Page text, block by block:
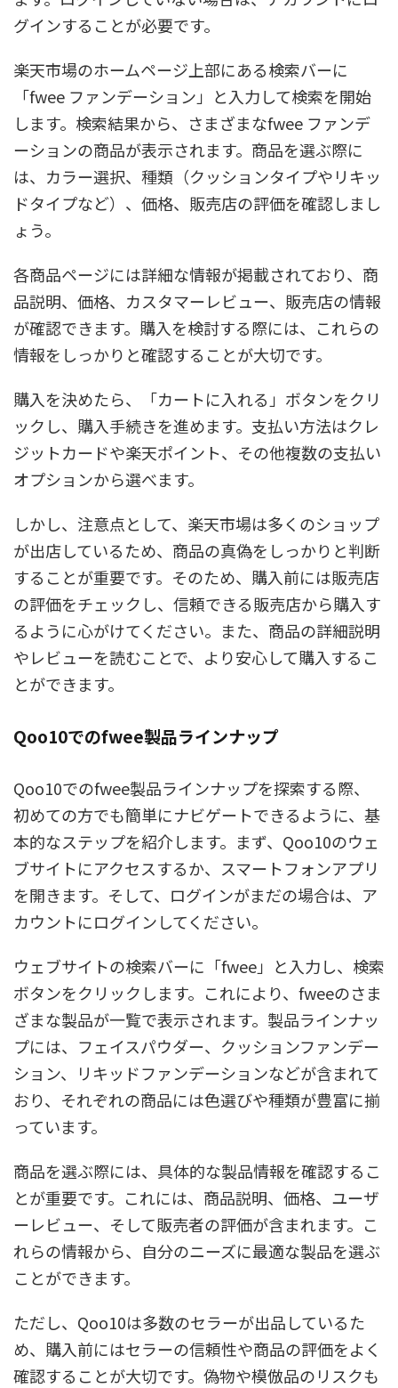
グインすることが必要です。
楽天市場のホームページ上部にある検索バーに
「fwee ファンデーション」と入力して検索を開始
します。検索結果から、さまざまなfwee ファンデ
ーションの商品が表示されます。商品を選ぶ際に
は、カラー選択、種類（クッションタイプやリキッ
ドタイプなど）、価格、販売店の評価を確認しまし
ょう。
各商品ページには詳細な情報が掲載されており、商
品説明、価格、カスタマーレビュー、販売店の情報
が確認できます。購入を検討する際には、これらの
情報をしっかりと確認することが大切です。
購入を決めたら、「カートに入れる」ボタンをクリ
ックし、購入手続きを進めます。支払い方法はクレ
ジットカードや楽天ポイント、その他複数の支払い
オプションから選べます。
しかし、注意点として、楽天市場は多くのショップ
が出店しているため、商品の真偽をしっかりと判断
することが重要です。そのため、購入前には販売店
の評価をチェックし、信頼できる販売店から購入す
るように心がけてください。また、商品の詳細説明
やレビューを読むことで、より安心して購入するこ
とができます。
Qoo10でのfwee製品ラインナップ
Qoo10でのfwee製品ラインナップを探索する際、
初めての方でも簡単にナビゲートできるように、基
本的なステップを紹介します。まず、Qoo10のウェ
ブサイトにアクセスするか、スマートフォンアプリ
を開きます。そして、ログインがまだの場合は、ア
カウントにログインしてください。
ウェブサイトの検索バーに「fwee」と入力し、検索
ボタンをクリックします。これにより、fweeのさま
ざまな製品が一覧で表示されます。製品ラインナッ
プには、フェイスパウダー、クッションファンデー
ション、リキッドファンデーションなどが含まれて
おり、それぞれの商品には色選びや種類が豊富に揃
っています。
商品を選ぶ際には、具体的な製品情報を確認するこ
とが重要です。これには、商品説明、価格、ユーザ
ーレビュー、そして販売者の評価が含まれます。こ
れらの情報から、自分のニーズに最適な製品を選ぶ
ことができます。
ただし、Qoo10は多数のセラーが出品しているた
め、購入前にはセラーの信頼性や商品の評価をよく
確認することが大切です。偽物や模倣品のリスクも